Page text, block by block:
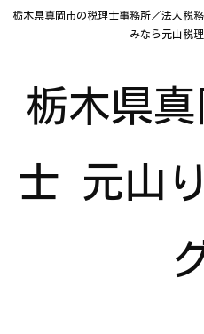
栃木県真岡市の税理士事務所／法人税
みなら元山税
栃木県
士 元山